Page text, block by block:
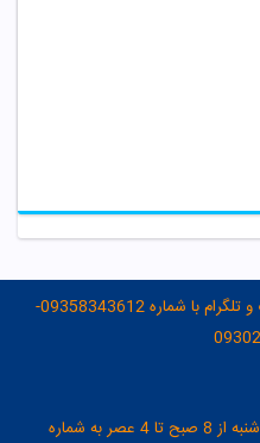
مشاوره رایگان بصورت چت در واتساپ و تلگرام با شماره 09358343612-
تماس تلفنی در روزهای شنبه تا پنج شنبه از 8 صبح تا 4 عصر به شماره